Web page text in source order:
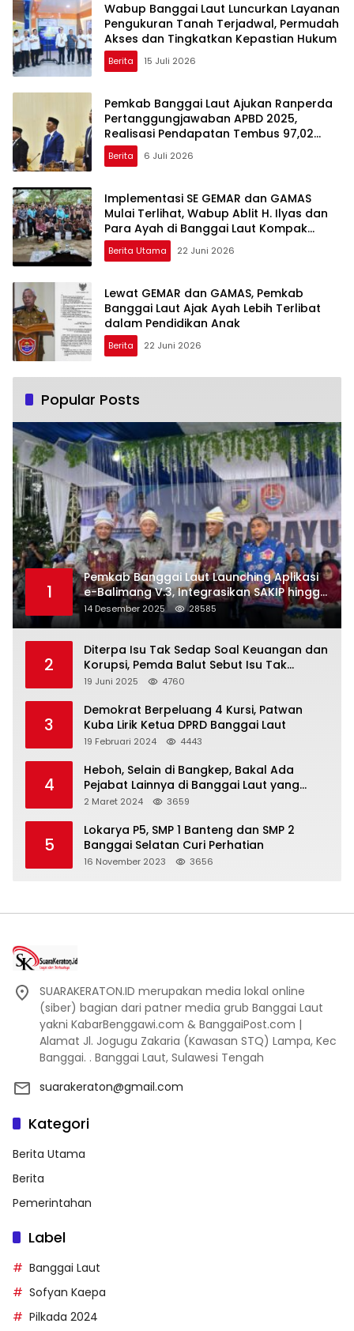
Wabup Banggai Laut Luncurkan Layanan
Pengukuran Tanah Terjadwal, Permudah
Akses dan Tingkatkan Kepastian Hukum
Berita 15 Juli 2026
Pemkab Banggai Laut Ajukan Ranperda
Pertanggungjawaban APBD 2025,
Realisasi Pendapatan Tembus 97,02
Persen
Berita 6 Juli 2026
Implementasi SE GEMAR dan GAMAS
Mulai Terlihat, Wabup Ablit H. Ilyas dan
Para Ayah di Banggai Laut Kompak
Ambil Rapor Anak
Berita Utama 22 Juni 2026
Lewat GEMAR dan GAMAS, Pemkab
Banggai Laut Ajak Ayah Lebih Terlibat
dalam Pendidikan Anak
Berita 22 Juni 2026
Popular Posts
1
Pemkab Banggai Laut Launching Aplikasi
e-Balimang V.3, Integrasikan SAKIP hingga
Satu Data Layanan Publik
14 Desember 2025 28585
2
Diterpa Isu Tak Sedap Soal Keuangan dan
Korupsi, Pemda Balut Sebut Isu Tak
Berdasar
19 Juni 2025 4760
3
Demokrat Berpeluang 4 Kursi, Patwan
Kuba Lirik Ketua DPRD Banggai Laut
19 Februari 2024 4443
4
Heboh, Selain di Bangkep, Bakal Ada
Pejabat Lainnya di Banggai Laut yang
Bakal di Ciduk, Bagini Kata Kapolres!
2 Maret 2024 3659
5
Lokarya P5, SMP 1 Banteng dan SMP 2
Banggai Selatan Curi Perhatian
16 November 2023 3656
SUARAKERATON.ID merupakan media lokal online
(siber) bagian dari patner media grub Banggai Laut
yakni KabarBenggawi.com & BanggaiPost.com |
Alamat Jl. Jogugu Zakaria (Kawasan STQ) Lampa, Kec
Banggai. . Banggai Laut, Sulawesi Tengah
suarakeraton@gmail.com
Kategori
Berita Utama
Berita
Pemerintahan
Label
Banggai Laut
Sofyan Kaepa
Pilkada 2024